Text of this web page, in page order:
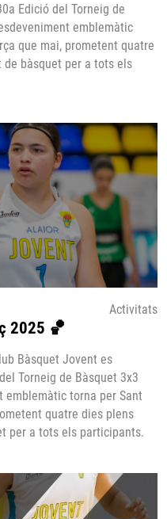
Edició del Torneig de
emblemàtic
que mai, prometent quatre
de bàsquet per a tots els
Activitats
2025 🏀
Bàsquet Jovent es
Torneig de Bàsquet 3x3
emblemàtic torna per Sant
quatre dies plens
per a tots els participants.